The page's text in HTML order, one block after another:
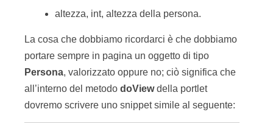
altezza, int, altezza della persona.
La cosa che dobbiamo ricordarci è che dobbiamo
portare sempre in pagina un oggetto di tipo
Persona, valorizzato oppure no; ciò significa che
all’interno del metodo doViewdella portlet
dovremo scrivere uno snippet simile al seguente: